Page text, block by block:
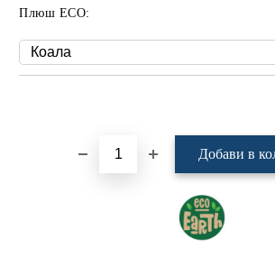
Плюш ECO: